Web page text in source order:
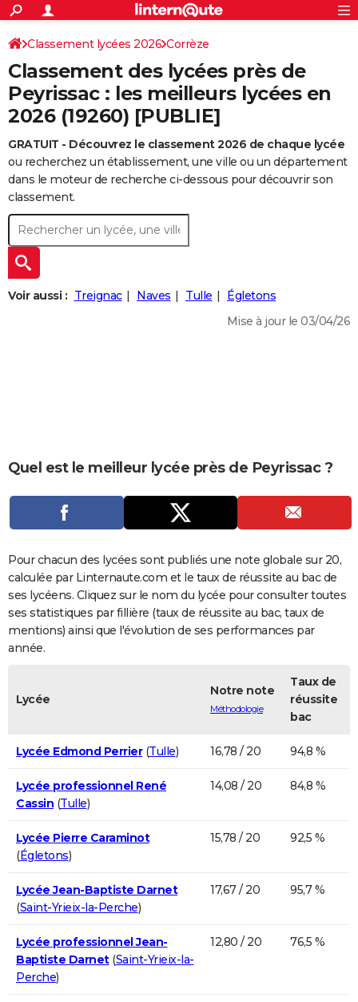
ACTUALITÉS
Politique
Société
Faits Divers
Education
Monde
Villes
+
SPORT
Coupe du monde 2026
Football
Tennis
Cyclisme
Rugby
Forum
CULTURE
Programme TV
TNT
Streaming
Cinéma
Sorties cinéma
Musique
+
FINANCE
Retraite
Impôts
Epargne
Immobilier
Risques naturels par ville
Banque
Assurance
Crédit
AUTO
Essais
Réserver un essai
Citadines
Berlines
SUV
Forum auto
+
HIGH-TECH
BRICOLAGE
Forum
Aménagement intérieur
Extérieur
Cuisine
Salle de bains
Jardinage
Rangement
+WEEK-END
Guides de France
Escapades
Patrimoine
Expositions
Musées
Week-end nature
+
LIFESTYLE
CARTE DE VOEUX
Carte de Noël
Carte Bonne année
Carte Saint-Valentin
Carte Pâques
Carte d'anniversaire
DICTIONNAIRE
COPAINS D'AVANT
S'inscrire
Se connecter
Lycées
Collèges
Primaires
Universités
Entreprises
Service militaire
Avis de recherche
AVIS DE DÉCÈS
FORUM
S'inscrire
Connexion
Classement lycées 2026 Corrèze
Classement des lycées près de
Peyrissac : les meilleurs lycées en
2026 (19260) [PUBLIE]
GRATUIT - Découvrez le classement 2026 de chaque lycée
ou recherchez un établissement, une ville ou un département
dans le moteur de recherche ci-dessous pour découvrir son
classement.
Voir aussi : Treignac Naves Tulle
Égletons
Mise à jour le 03/04/26
Quel est le meilleur lycée près de Peyrissac ?
Pour chacun des lycées sont publiés une note globale sur 20,
calculée par Linternaute.com et le taux de réussite au bac de
ses lycéens. Cliquez sur le nom du lycée pour consulter toutes
ses statistiques par fillière (taux de réussite au bac, taux de
mentions) ainsi que l'évolution de ses performances par
année.
Lycée
Notre note
Méthodologie
Taux de
réussite
bac
Lycée Edmond Perrier(Tulle) 16,78 / 20 94,8 %
Lycée professionnel René
Cassin (Tulle)
14,08 / 20 84,8 %
Lycée Pierre Caraminot
(Égletons)
15,78 / 20 92,5 %
Lycée Jean-Baptiste Darnet
(Saint-Yrieix-la-Perche)
17,67 / 20 95,7 %
Lycée professionnel Jean-
Baptiste Darnet(Saint-Yrieix-la-
Perche)
12,80 / 20 76,5 %